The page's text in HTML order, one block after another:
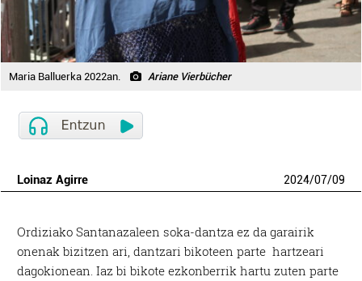
Maria Balluerka 2022an. Ariane Vierbücher
Loinaz Agirre 2024/07/09
Ordiziako Santanazaleen soka-dantza ez da garairik
onenak bizitzen ari, dantzari bikoteen parte hartzeari
dagokionean. Iaz bi bikote ezkonberrik hartu zuten parte